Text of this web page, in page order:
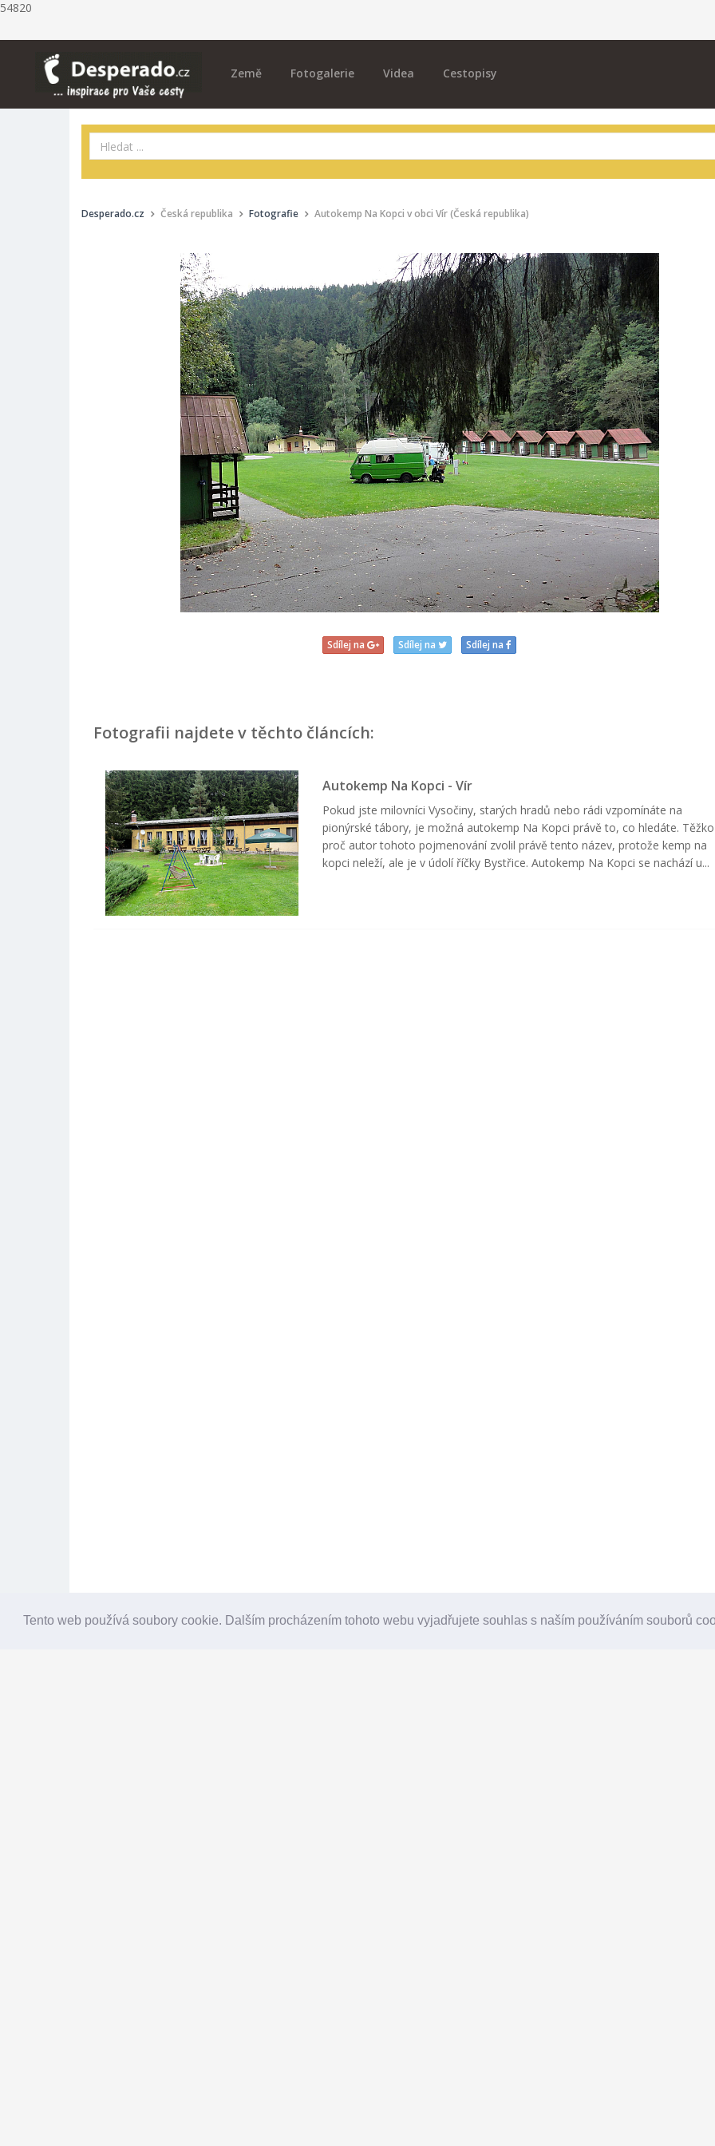
Tento web používá soubory cookie. Dalším procházením tohoto webu vyjadřujete souhlas s naším používáním souborů
54820
Země Fotogalerie Videa Cestopisy
Desperado.cz Česká republika Fotografie Autokemp Na Kopci v obci Vír (Česká republika)
Sdílej na Sdílej na Sdílej na
Fotografii najdete v těchto článcích:
Autokemp Na Kopci - Vír
Pokud jste milovníci Vysočiny, starých hradů nebo rádi vzpomínáte na
pionýrské tábory, je možná autokemp Na Kopci právě to, co hledáte.
proč autor tohoto pojmenování zvolil právě tento název, protože kemp na
kopci neleží, ale je v údolí říčky Bystřice. Autokemp Na Kopci se nachází u...